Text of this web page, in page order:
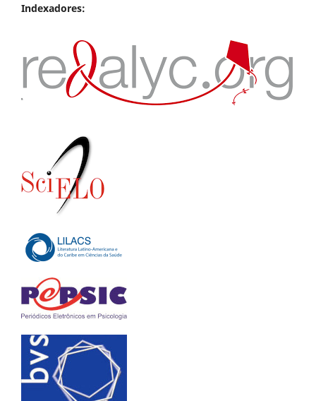
Indexadores: